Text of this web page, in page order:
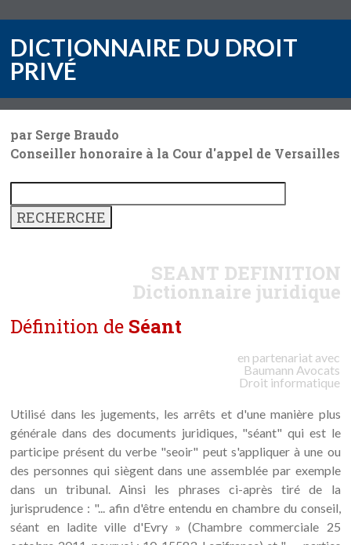
DICTIONNAIRE DU DROIT
PRIVÉ
par Serge Braudo
Conseiller honoraire à la Cour d'appel de Versailles
SEANT DEFINITION
Dictionnaire juridique
Définition de Séant
en partenariat avec
Baumann Avocats
Droit informatique
Utilisé dans les jugements, les arrêts et d'une manière plus
générale dans des documents juridiques, "séant" qui est le
participe présent du verbe "seoir" peut s'appliquer à une ou
des personnes qui siègent dans une assemblée par exemple
dans un tribunal. Ainsi les phrases ci-après tiré de la
jurisprudence : "... afin d'être entendu en chambre du conseil,
séant en ladite ville d'Evry » (Chambre commerciale 25